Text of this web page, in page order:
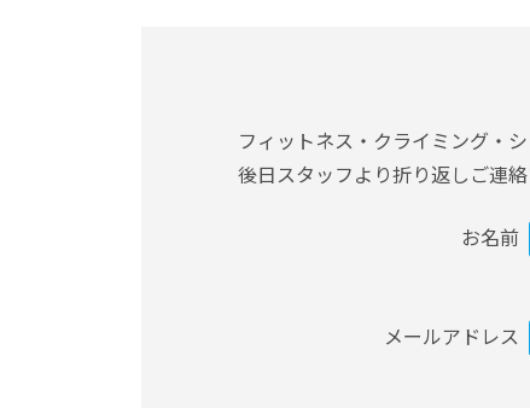
フィットネス・クライミング・
後日スタッフより折り返しご連絡
お名前
メールアドレス